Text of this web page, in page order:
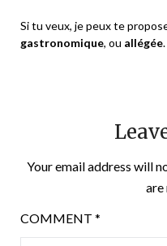
Si tu veux, je peux te
gastronomique, ou allégée.
Your email address will
are
COMMENT *